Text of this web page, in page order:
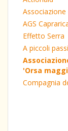
AGS
Effetto Serra
A piccoli passi
'Orsa
Compagnia